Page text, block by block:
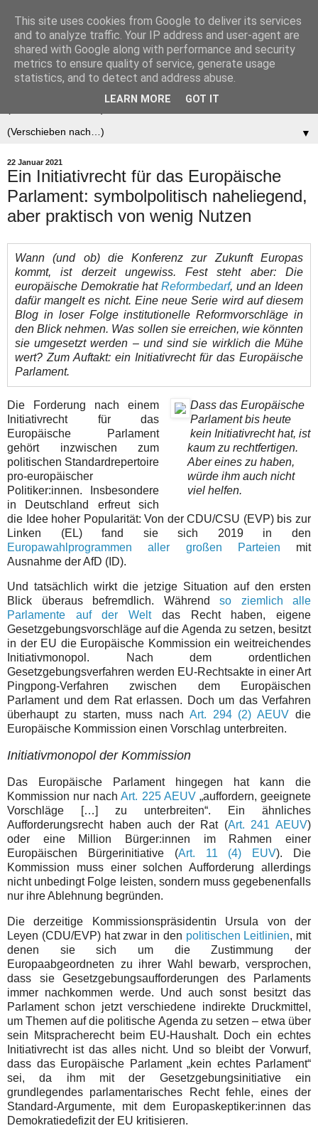
Der (europäische)
Föderalist
▼
22 Januar 2021
Ein Initiativrecht für das Europäische
Parlament: symbolpolitisch naheliegend,
aber praktisch von wenig Nutzen
Wann (und ob) die Konferenz zur Zukunft Europas
kommt, ist derzeit ungewiss. Fest steht aber: Die
europäische Demokratie hat Reformbedarf, und an Ideen
dafür mangelt es nicht. Eine neue Serie wird auf diesem
Blog in loser Folge institutionelle Reformvorschläge in
den Blick nehmen. Was sollen sie erreichen, wie könnten
sie umgesetzt werden – und sind sie wirklich die Mühe
wert? Zum Auftakt: ein Initiativrecht für das Europäische
Parlament.
Dass das Europäische
Parlament bis heute
kein Initiativrecht hat, ist
kaum zu rechtfertigen.
Aber eines zu haben,
würde ihm auch nicht
viel helfen.
Die Forderung nach einem
Initiativrecht für das
Europäische Parlament
gehört inzwischen zum
politischen Standardrepertoire
pro-europäischer
Politiker:innen. Insbesondere
in Deutschland erfreut sich
die Idee hoher Popularität: Von der CDU/CSU (EVP) bis zur
Linken (EL) fand sie sich 2019 in den
Europawahlprogrammen aller großen Parteien mit
Ausnahme der AfD (ID).
Und tatsächlich wirkt die jetzige Situation auf den ersten
Blick überaus befremdlich. Während so ziemlich alle
Parlamente auf der Weltdas Recht haben, eigene
Gesetzgebungsvorschläge auf die Agenda zu setzen, besitzt
in der EU die Europäische Kommission ein weitreichendes
Initiativmonopol. Nach dem ordentlichen
Gesetzgebungsverfahren werden EU-Rechtsakte in einer Art
Pingpong-Verfahren zwischen dem Europäischen
Parlament und dem Rat erlassen. Doch um das Verfahren
überhaupt zu starten, muss nach Art. 294 (2) AEUV die
Europäische Kommission einen Vorschlag unterbreiten.
Initiativmonopol der Kommission
Das Europäische Parlament hingegen hat kann die
Kommission nur nachArt. 225 AEUV„auffordern, geeignete
Vorschläge […] zu unterbreiten“. Ein ähnliches
Aufforderungsrecht haben auch der Rat (Art. 241 AEUV)
oder eine Million Bürger:innen im Rahmen einer
Europäischen Bürgerinitiative (Art. 11 (4) EUV). Die
Kommission muss einer solchen Aufforderung allerdings
nicht unbedingt Folge leisten, sondern muss gegebenenfalls
nur ihre Ablehnung begründen.
Die derzeitige Kommissionspräsidentin Ursula von der
Leyen (CDU/EVP) hat zwar in den politischen Leitlinien, mit
denen sie sich um die Zustimmung der
Europaabgeordneten zu ihrer Wahl bewarb, versprochen,
dass sie Gesetzgebungsaufforderungen des Parlaments
immer nachkommen werde. Und auch sonst besitzt das
Parlament schon jetzt verschiedene indirekte Druckmittel,
um Themen auf die politische Agenda zu setzen – etwa über
sein Mitspracherecht beim EU-Haushalt. Doch ein echtes
Initiativrecht ist das alles nicht. Und so bleibt der Vorwurf,
dass das Europäische Parlament „kein echtes Parlament“
sei, da ihm mit der Gesetzgebungsinitiative ein
grundlegendes parlamentarisches Recht fehle, eines der
Standard-Argumente, mit dem Europaskeptiker:innen das
Demokratiedefizit der EU kritisieren.
This site uses cookies from Google to deliver its services
and to analyze traffic. Your IP address and user-agent are
shared with Google along with performance and security
metrics to ensure quality of service, generate usage
statistics, and to detect and address abuse.
LEARN MORE GOT IT